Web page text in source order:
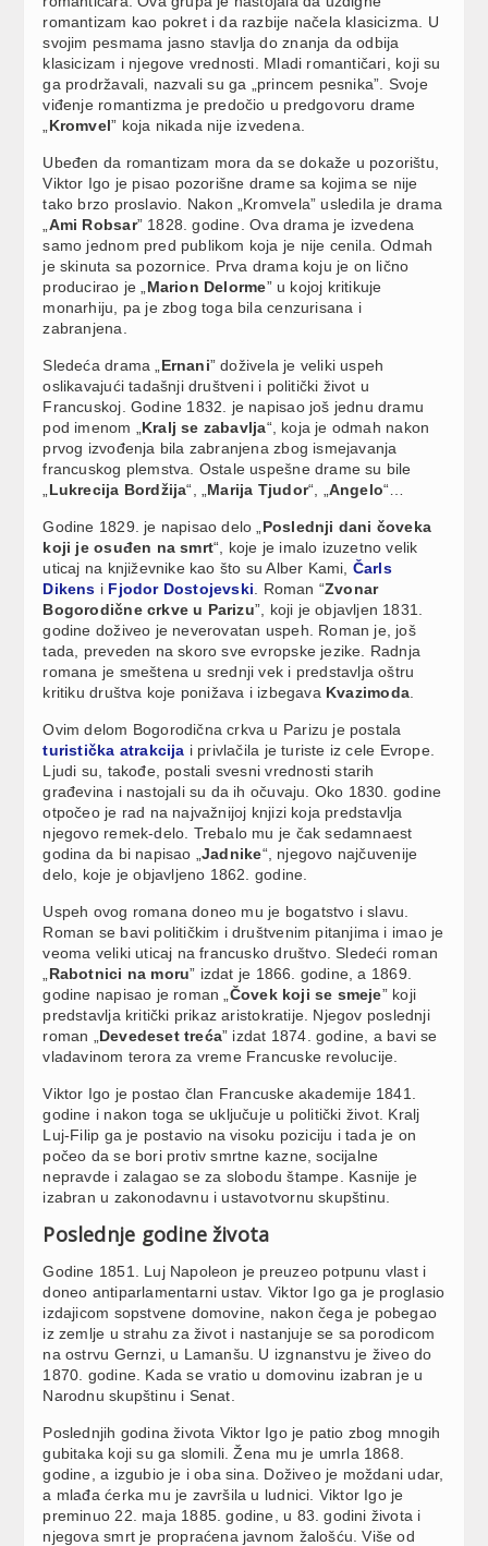
romantizam kao pokret i da razbije načela klasicizma. U
svojim pesmama jasno stavlja do znanja da odbija
klasicizam i njegove vrednosti. Mladi romantičari, koji su
ga prodržavali, nazvali su ga „princem pesnika”. Svoje
viđenje romantizma je predočio u predgovoru drame
Kromvel” koja nikada nije izvedena.
Ubeđen da romantizam mora da se dokaže u pozorištu,
Viktor Igo je pisao pozorišne drame sa kojima se nije
tako brzo proslavio. Nakon „Kromvela” usledila je drama
Ami Robsar” 1828. godine. Ova drama je izvedena
samo jednom pred publikom koja je nije cenila. Odmah
je skinuta sa pozornice. Prva drama koju je on lično
producirao je „ Marion Delorme” u kojoj kritikuje
monarhiju, pa je zbog toga bila cenzurisana i
zabranjena.
Sledeća drama „ Ernani” doživela je veliki uspeh
oslikavajući tadašnji društveni i politički život u
Francuskoj. Godine 1832. je napisao još jednu dramu
pod imenom „ Kralj se zabavlja“, koja je odmah nakon
prvog izvođenja bila zabranjena zbog ismejavanja
francuskog plemstva. Ostale uspešne drame su bile
Lukrecija Bordžija“, „ Marija Tjudor“, „ Angelo“…
Godine 1829. je napisao delo „ Poslednji dani čoveka
koji je osuđen na smrt“, koje je imalo izuzetno velik
uticaj na književnike kao što su Alber Kami, Čarls
Dikens i Fjodor Dostojevski . Roman “Zvonar
Bogorodične crkve u Parizu”, koji je objavljen 1831.
godine doživeo je neverovatan uspeh. Roman je, još
tada, preveden na skoro sve evropske jezike. Radnja
romana je smeštena u srednji vek i predstavlja oštru
kritiku društva koje ponižava i izbegava Kvazimoda.
Ovim delom Bogorodična crkva u Parizu je postala
turistička atrakcija i privlačila je turiste iz cele Evrope.
Ljudi su, takođe, postali svesni vrednosti starih
građevina i nastojali su da ih očuvaju. Oko 1830. godine
otpočeo je rad na najvažnijoj knjizi koja predstavlja
njegovo remek-delo. Trebalo mu je čak sedamnaest
godina da bi napisao „Jadnike“, njegovo najčuvenije
delo, koje je objavljeno 1862. godine.
Uspeh ovog romana doneo mu je bogatstvo i slavu.
Roman se bavi političkim i društvenim pitanjima i imao je
veoma veliki uticaj na francusko društvo. Sledeći roman
Rabotnici na moru” izdat je 1866. godine, a 1869.
godine napisao je roman „ Čovek koji se smeje” koji
predstavlja kritički prikaz aristokratije. Njegov poslednji
roman „ Devedeset treća” izdat 1874. godine, a bavi se
vladavinom terora za vreme Francuske revolucije.
Viktor Igo je postao član Francuske akademije 1841.
godine i nakon toga se uključuje u politički život. Kralj
Luj-Filip ga je postavio na visoku poziciju i tada je on
počeo da se bori protiv smrtne kazne, socijalne
nepravde i zalagao se za slobodu štampe. Kasnije je
izabran u zakonodavnu i ustavotvornu skupštinu.
Poslednje godine života
Godine 1851. Luj Napoleon je preuzeo potpunu vlast i
doneo antiparlamentarni ustav. Viktor Igo ga je proglasio
izdajicom sopstvene domovine, nakon čega je pobegao
iz zemlje u strahu za život i nastanjuje se sa porodicom
na ostrvu Gernzi, u Lamanšu. U izgnanstvu je živeo do
1870. godine. Kada se vratio u domovinu izabran je u
Narodnu skupštinu i Senat.
Poslednjih godina života Viktor Igo je patio zbog mnogih
gubitaka koji su ga slomili. Žena mu je umrla 1868.
godine, a izgubio je i oba sina. Doživeo je moždani udar,
a mlađa ćerka mu je završila u ludnici. Viktor Igo je
preminuo 22. maja 1885. godine, u 83. godini života i
njegova smrt je propraćena javnom žalošću. Više od